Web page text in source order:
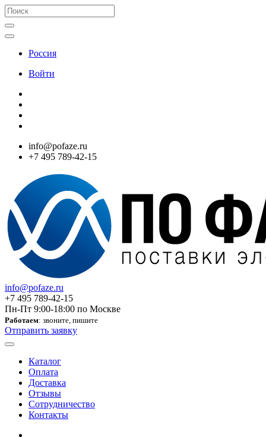
Россия
Войти
info@pofaze.ru
+7 495 789-42-15
info@pofaze.ru
+7 495 789-42-15
Пн-Пт 9:00-18:00 по Москве
Работаем: звоните, пишите
Отправить заявку
Каталог
Оплата
Доставка
Отзывы
Сотрудничество
Контакты